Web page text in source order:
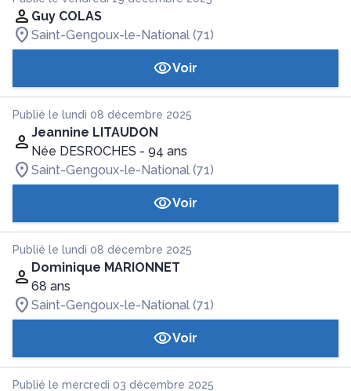
Guy COLAS
Saint-Gengoux-le-National (71)
Voir
Publié le lundi 08 décembre 2025
Jeannine LITAUDON
Née DESROCHES - 94 ans
Saint-Gengoux-le-National (71)
Voir
Publié le lundi 08 décembre 2025
Dominique MARIONNET
68 ans
Saint-Gengoux-le-National (71)
Voir
Publié le mercredi 03 décembre 2025